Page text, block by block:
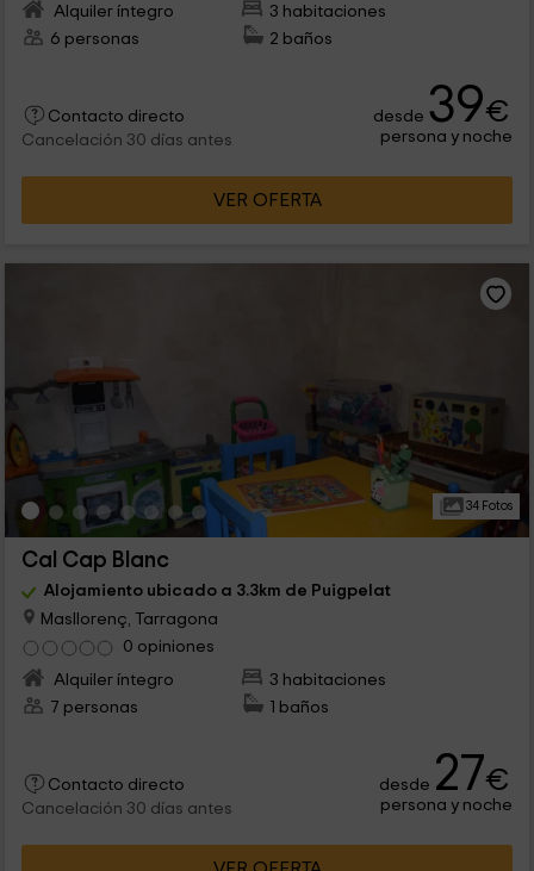
Alquiler íntegro
3 habitaciones
6 personas
2 baños
Contacto directo
Cancelación 30 días antes
desde 39€
persona y noche
VER OFERTA
34 Fotos
Cal Cap Blanc
Alojamiento ubicado a 3.3km de Puigpelat
Masllorenç, Tarragona
0 opiniones
Alquiler íntegro
3 habitaciones
7 personas
1 baños
Contacto directo
Cancelación 30 días antes
desde 27€
persona y noche